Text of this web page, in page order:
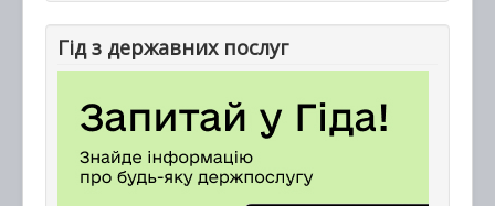
Гід з державних послуг